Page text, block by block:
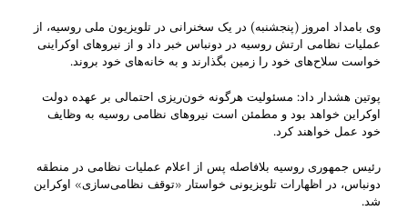
وی بامداد امروز (پنجشنبه) در یک سخنرانی در تلویزیون ملی روسیه، از
عملیات نظامی ارتش روسیه در دونباس خبر داد و از نیروهای اوکراینی
خواست سلاح‌های خود را زمین بگذارند و به خانه‌های خود بروند.
پوتین هشدار داد: مسئولیت هرگونه خون‌ریزی احتمالی بر عهده دولت
اوکراین خواهد بود و مطمئن است نیروهای نظامی روسیه به وظایف
خود عمل خواهند کرد.
رئیس جمهوری روسیه بلافاصله پس از اعلام عملیات نظامی در منطقه
دونباس، در اظهارات تلویزیونی خواستار «توقف نظامی‌سازی» اوکراین
شد.